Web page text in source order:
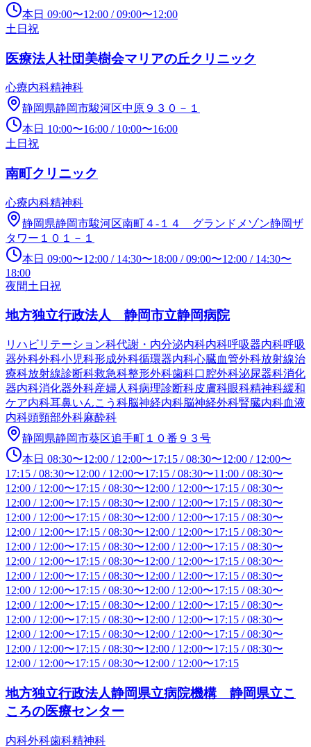
本日 09:00〜12:00 /09:00〜12:00
土日祝
医療法人社団美樹会マリアの丘クリニック
心療内科精神科
静岡県静岡市駿河区中原９３０－１
本日 10:00〜16:00 / 10:00〜16:00
土日祝
南町クリニック
心療内科精神科
静岡県静岡市駿河区南町４‐１４ グランドメゾン静岡ザ
タワー１０１－１
本日 09:00〜12:00 / 14:30〜18:00 /09:00〜12:00 / 14:30〜
18:00
夜間土日祝
地方独立行政法人 静岡市立静岡病院
リハビリテーション科代謝・内分泌内科内科呼吸器内科呼吸
器外科外科小児科形成外科循環器内科心臓血管外科放射線治
療科放射線診断科救急科整形外科歯科口腔外科泌尿器科消化
器内科消化器外科産婦人科病理診断科皮膚科眼科精神科緩和
ケア内科耳鼻いんこう科脳神経内科脳神経外科腎臓内科血液
内科頭頸部外科麻酔科
静岡県静岡市葵区追手町１０番９３号
本日 08:30〜12:00 / 12:00〜17:15 /08:30〜12:00 / 12:00〜
17:15 /08:30〜12:00 / 12:00〜17:15 /08:30〜11:00 /08:30〜
12:00 / 12:00〜17:15 /08:30〜12:00 / 12:00〜17:15 /08:30〜
12:00 / 12:00〜17:15 /08:30〜12:00 / 12:00〜17:15 /08:30〜
12:00 / 12:00〜17:15 /08:30〜12:00 / 12:00〜17:15 /08:30〜
12:00 / 12:00〜17:15 /08:30〜12:00 / 12:00〜17:15 /08:30〜
12:00 / 12:00〜17:15 /08:30〜12:00 / 12:00〜17:15 /08:30〜
12:00 / 12:00〜17:15 /08:30〜12:00 / 12:00〜17:15 /08:30〜
12:00 / 12:00〜17:15 /08:30〜12:00 / 12:00〜17:15 /08:30〜
12:00 / 12:00〜17:15 /08:30〜12:00 / 12:00〜17:15 /08:30〜
12:00 / 12:00〜17:15 /08:30〜12:00 / 12:00〜17:15 /08:30〜
12:00 / 12:00〜17:15 /08:30〜12:00 / 12:00〜17:15 /08:30〜
12:00 / 12:00〜17:15 /08:30〜12:00 / 12:00〜17:15 /08:30〜
12:00 / 12:00〜17:15 /08:30〜12:00 / 12:00〜17:15 /08:30〜
12:00 / 12:00〜17:15 /08:30〜12:00 / 12:00〜17:15
地方独立行政法人静岡県立病院機構 静岡県立こ
ころの医療センター
内科外科歯科精神科